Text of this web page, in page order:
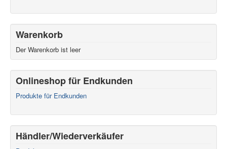
Warenkorb
Der Warenkorb ist leer
Onlineshop für Endkunden
Produkte für Endkunden
Händler/Wiederverkäufer